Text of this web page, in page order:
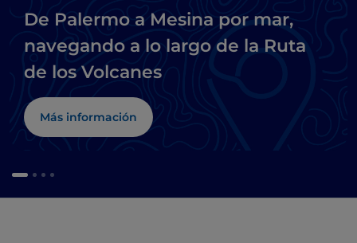
De Palermo a Mesina por mar,
navegando a lo largo de la Ruta
de los Volcanes
Más información